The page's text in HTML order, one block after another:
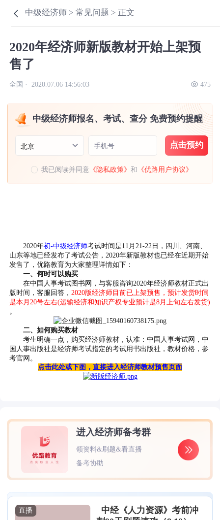
中级经济师 >常见问题 > 正文
2020年经济师新版教材开始上架预
售了
全国 · 2020.07.06 14:56:03 475
中级经济师报名、考试、查分 免费预约提醒
北京 手机号 点击预约
我已阅读并同意 《隐私政策》和 《优路用户协议》
2020年初-中级经济师考试时间是11月21-22日，四川、河南、
山东等地已经发布了考试公告，2020年新版教材也已经在近期开始
发售了，优路教育为大家整理详情如下：
一、何时可以购买
在中国人事考试图书网，与客服咨询2020年经济师教材正式出
版时间，客服回答，2020版经济师目前已上架预售，预计发货时间
是本月20号左右(运输经济和知识产权专业预计是8月上旬左右发货)
。
二、如何购买教材
考生明确一点，购买经济师教材，认准：中国人事考试网，中
国人事出版社是经济师考试指定的考试用书出版社，教材价格，参
考官网。
点击此处或下图，直接进入经济师教材预售页面
进入经济师备考群
领资料&刷题&看直播
备考协助
直播
中经《人力资源》考前冲